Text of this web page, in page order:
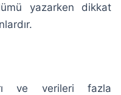
yazarken dikkat
ve verileri fazla